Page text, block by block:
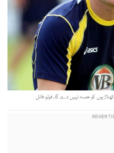
کو حصہ نہیں دے گا۔ فوٹو: فائل